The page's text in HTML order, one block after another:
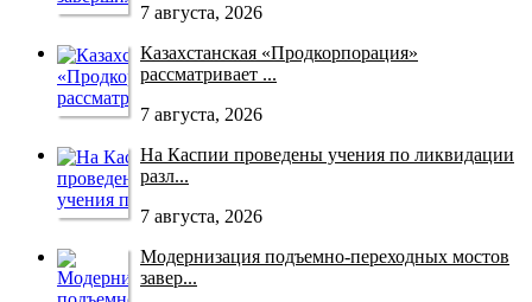
7 августа, 2026
Казахстанская «Продкорпорация»
рассматривает ...
7 августа, 2026
На Каспии проведены учения по ликвидации
разл...
7 августа, 2026
Модернизация подъемно-переходных мостов
завер...